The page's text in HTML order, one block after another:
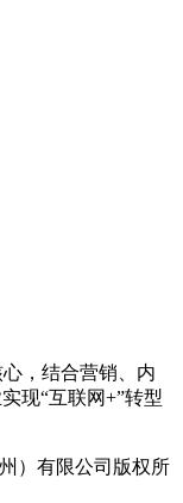
，结合营销、内
现“互联网+”转型
）有限公司版权所